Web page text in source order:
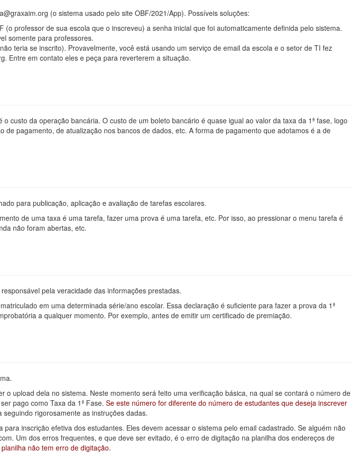
(o sistema usado pelo site OBF/2021/App). Possíveis soluções:
(o professor de sua escola que o inscreveu) a senha inicial que foi automaticamente definida pelo sistema.
somente para professores.
teria se inscrito). Provavelmente, você está usando um serviço de email da escola e o setor de TI fez
Entre em contato eles e peça para reverterem a situação.
custo da operação bancária. O custo de um boleto bancário é quase igual ao valor da taxa da 1ª fase, logo
pagamento, de atualização nos bancos de dados, etc. A forma de pagamento que adotamos é a de
para publicação, aplicação e avaliação de tarefas escolares.
de uma taxa é uma tarefa, fazer uma prova é uma tarefa, etc. Por isso, ao pressionar o menu tarefa é
não foram abertas, etc.
pela veracidade das informações prestadas.
em uma determinada série/ano escolar. Essa declaração é suficiente para fazer a prova da 1ª
a qualquer momento. Por exemplo, antes de emitir um certificado de premiação.
upload dela no sistema. Neste momento será feito uma verificação básica, na qual se contará o número de
pago como Taxa da 1ª Fase. Se este número for diferente do número de estudantes que deseja inscrever
rigorosamente as instruções dadas.
inscrição efetiva dos estudantes. Eles devem acessar o sistema pelo email cadastrado. Se alguém não
Um dos erros frequentes, e que deve ser evitado, é o erro de digitação na planilha dos endereços de
não tem erro de digitação.